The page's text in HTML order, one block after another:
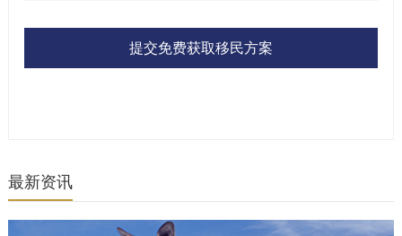
提交免费获取移民方案
最新资讯